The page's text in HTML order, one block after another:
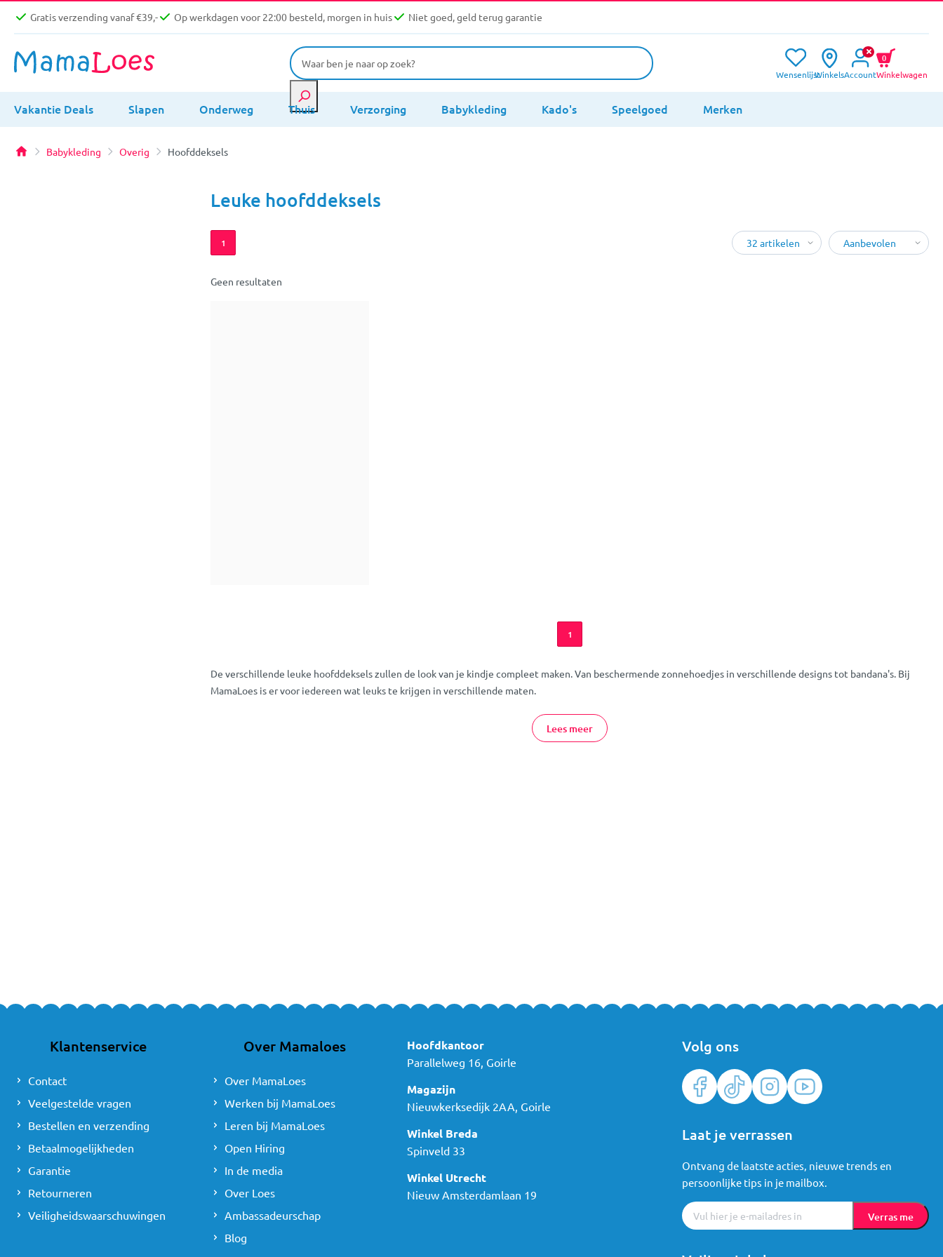
Gratis verzending vanaf €39,- Op werkdagen voor 22:00 besteld, morgen in huis Niet goed, geld terug garantie
WensenlijstWinkelsAccountWinkelwagen
0
Vakantie Deals Slapen Onderweg Thuis Verzorging Babykleding Kado's Speelgoed Merken
Babykleding Overig Hoofddeksels
Leuke hoofddeksels
1
Geen resultaten
1
De verschillende leuke hoofddeksels zullen de look van je kindje compleet maken. Van beschermende zonnehoedjes in verschillende designs tot bandana's. Bij
MamaLoes is er voor iedereen wat leuks te krijgen in verschillende maten.
Lees meer
Klantenservice
Contact
Veelgestelde vragen
Bestellen en verzending
Betaalmogelijkheden
Garantie
Retourneren
Veiligheidswaarschuwingen
Over Mamaloes
Over MamaLoes
Werken bij MamaLoes
Leren bij MamaLoes
Open Hiring
In de media
Over Loes
Ambassadeurschap
Blog
Hoofdkantoor
Parallelweg 16, Goirle
Magazijn
Nieuwkerksedijk 2AA, Goirle
Winkel Breda
Spinveld 33
Winkel Utrecht
Nieuw Amsterdamlaan 19
Volg ons
Laat je verrassen
Ontvang de laatste acties, nieuwe trends en
persoonlijke tips in je mailbox.
Verras me